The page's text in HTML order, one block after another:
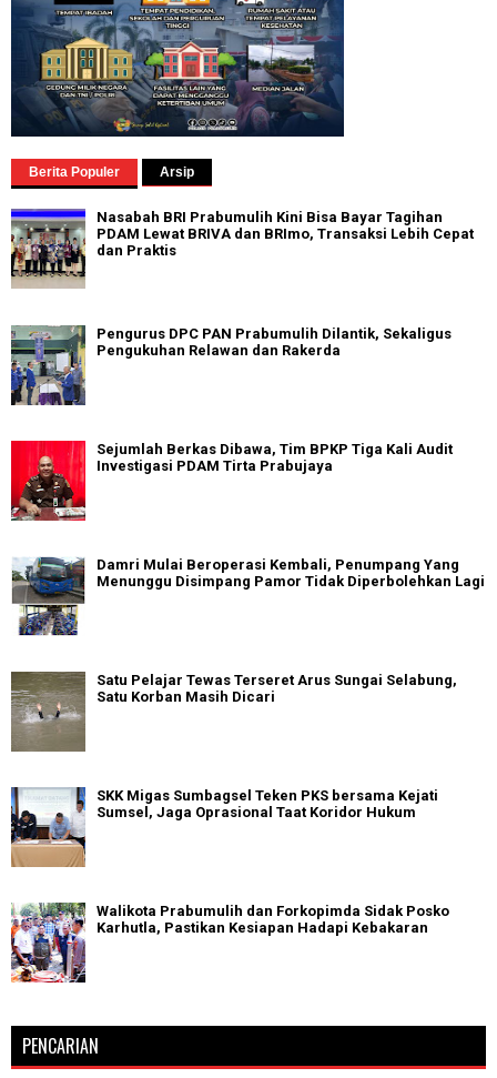
Berita Populer Arsip
Nasabah BRI Prabumulih Kini Bisa Bayar Tagihan
PDAM Lewat BRIVA dan BRImo, Transaksi Lebih Cepat
dan Praktis
Pengurus DPC PAN Prabumulih Dilantik, Sekaligus
Pengukuhan Relawan dan Rakerda
Sejumlah Berkas Dibawa, Tim BPKP Tiga Kali Audit
Investigasi PDAM Tirta Prabujaya
Damri Mulai Beroperasi Kembali, Penumpang Yang
Menunggu Disimpang Pamor Tidak Diperbolehkan Lagi
Satu Pelajar Tewas Terseret Arus Sungai Selabung,
Satu Korban Masih Dicari
SKK Migas Sumbagsel Teken PKS bersama Kejati
Sumsel, Jaga Oprasional Taat Koridor Hukum
Walikota Prabumulih dan Forkopimda Sidak Posko
Karhutla, Pastikan Kesiapan Hadapi Kebakaran
PENCARIAN